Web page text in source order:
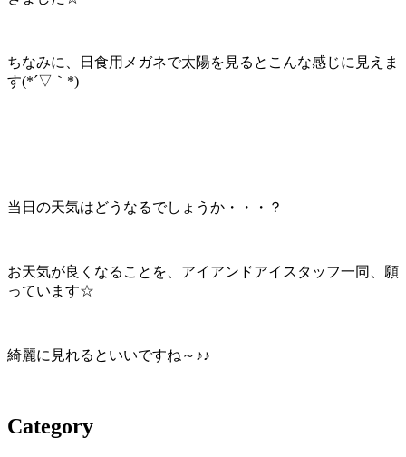
ちなみに、日食用メガネで太陽を見るとこんな感じに見えま
す(*´▽｀*)
当日の天気はどうなるでしょうか・・・？
お天気が良くなることを、アイアンドアイスタッフ一同、願
っています☆
綺麗に見れるといいですね～♪♪
Category